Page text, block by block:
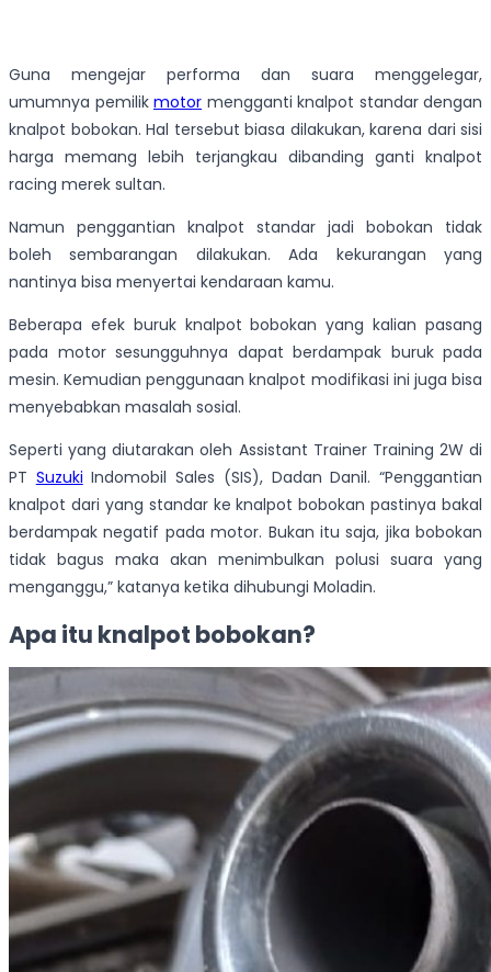
Guna mengejar performa dan suara menggelegar,
umumnya pemilik motor mengganti knalpot standar dengan
knalpot bobokan. Hal tersebut biasa dilakukan, karena dari sisi
harga memang lebih terjangkau dibanding ganti knalpot
racing merek sultan.
Namun penggantian knalpot standar jadi bobokan tidak
boleh sembarangan dilakukan. Ada kekurangan yang
nantinya bisa menyertai kendaraan kamu.
Beberapa efek buruk knalpot bobokan yang kalian pasang
pada motor sesungguhnya dapat berdampak buruk pada
mesin. Kemudian penggunaan knalpot modifikasi ini juga bisa
menyebabkan masalah sosial.
Seperti yang diutarakan oleh Assistant Trainer Training 2W di
PT Suzuki Indomobil Sales (SIS), Dadan Danil. “Penggantian
knalpot dari yang standar ke knalpot bobokan pastinya bakal
berdampak negatif pada motor. Bukan itu saja, jika bobokan
tidak bagus maka akan menimbulkan polusi suara yang
menganggu,” katanya ketika dihubungi Moladin.
Apa itu knalpot bobokan?